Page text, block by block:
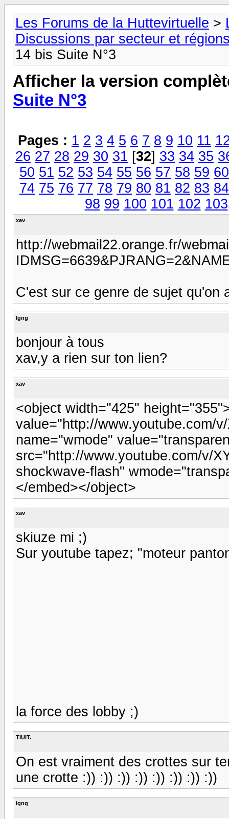
Les Forums de la Huttevirtuelle >
Discussions par secteur et
14 bis Suite N°3
Afficher la version
Suite N°3
Pages : 1 2 3 4 5 6 7 8 9 10 11
26 27 28 29 30 31 [32] 33 34 35
50 51 52 53 54 55 56 57 58 59 60
74 75 76 77 78 79 80 81 82 83 84
98 99 100 101 102 103
xav
http://webmail22.orange.fr/
C'est sur ce genre de sujet qu'on
lgng
bonjour à tous
xav,y a rien sur ton lien?
xav
<object width="425"
value="http://www.youtube.com/
name="wmode"
src="http://www.youtube.com/v/
shockwave-flash"
</embed></object>
xav
skiuze mi ;)
Sur youtube tapez; "moteur
la force des lobby ;)
TIUIT.
On est vraiment des crottes sur
une crotte :)) :)) :)) :)) :)) :)) :)) :))
lgng